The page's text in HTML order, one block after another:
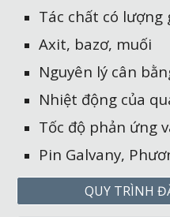
Tác chất có lượng
Axit, bazơ, muối
Nguyên lý cân
Nhiệt động của
Tốc độ phản ứng
Pin Galvany,
QUY TRÌNH